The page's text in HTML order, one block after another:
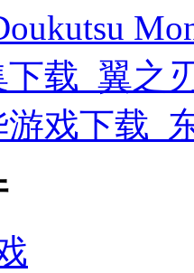
载_翼之
戏下载_